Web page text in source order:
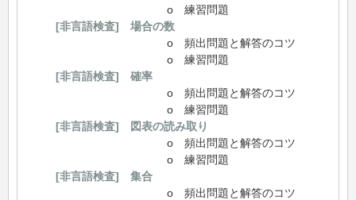
o 練習問題
[非言語検査] 場合の数
o 頻出問題と解答のコツ
o 練習問題
[非言語検査] 確率
o 頻出問題と解答のコツ
o 練習問題
[非言語検査] 図表の読み取り
o 頻出問題と解答のコツ
o 練習問題
[非言語検査] 集合
o 頻出問題と解答のコツ